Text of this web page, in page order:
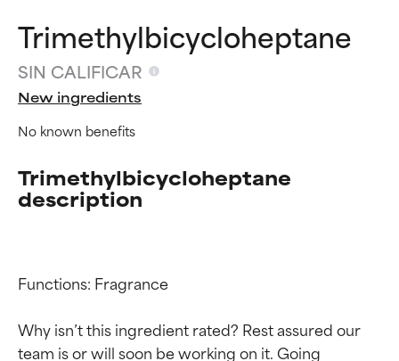
Trimethylbicycloheptane
SIN CALIFICAR
New ingredients
No known benefits
Trimethylbicycloheptane
description
Functions: Fragrance
Why isn’t this ingredient rated? Rest assured our
team is or will soon be working on it. Going